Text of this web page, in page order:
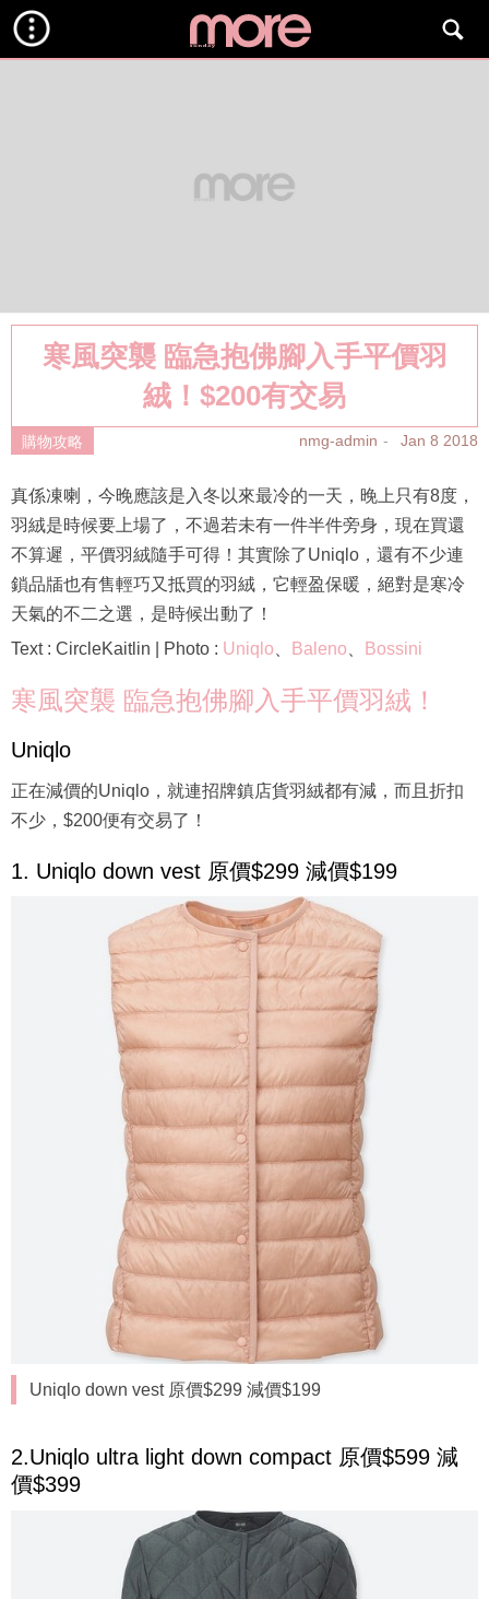
寒風突襲 臨急抱佛腳入手平價羽
絨！$200有交易
購物攻略 nmg-admin Jan 8 2018
真係凍喇，今晚應該是入冬以來最冷的一天，晚上只有8度，
羽絨是時候要上場了，不過若未有一件半件旁身，現在買還
不算遲，平價羽絨隨手可得！其實除了Uniqlo，還有不少連
鎖品牐也有售輕巧又抵買的羽絨，它輕盈保暖，絕對是寒冷
天氣的不二之選，是時候出動了！
Text : CircleKaitlin | Photo : Uniqlo Baleno Bossini
寒風突襲 臨急抱佛腳入手平價羽絨！
Uniqlo
正在減價的Uniqlo，就連招牌鎮店貨羽絨都有減，而且折扣
不少，$200便有交易了！
1. Uniqlo down vest 原價$299 減價$199
Uniqlo down vest 原價$299 減價$199
2.Uniqlo ultra light down compact 原價$599 減
價$399